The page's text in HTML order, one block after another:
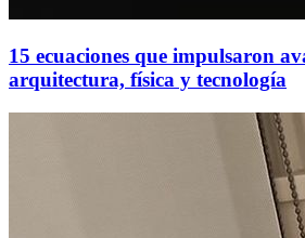
15 ecuaciones que impulsaron
arquitectura, física y tecnología